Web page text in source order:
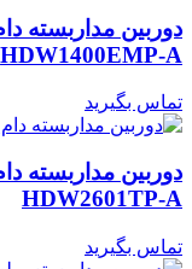
HDW1400EMP-A
تماس بگیرید
HDW2601TP-A
تماس بگیرید